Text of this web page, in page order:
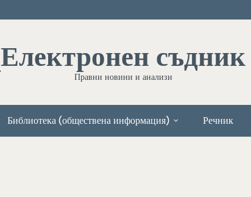
Електронен съдник
Правни новини и анализи
Библиотека (обществена информация) Речник